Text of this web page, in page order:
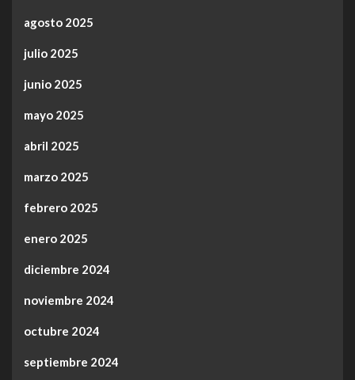
agosto 2025
julio 2025
junio 2025
mayo 2025
abril 2025
marzo 2025
febrero 2025
enero 2025
diciembre 2024
noviembre 2024
octubre 2024
septiembre 2024